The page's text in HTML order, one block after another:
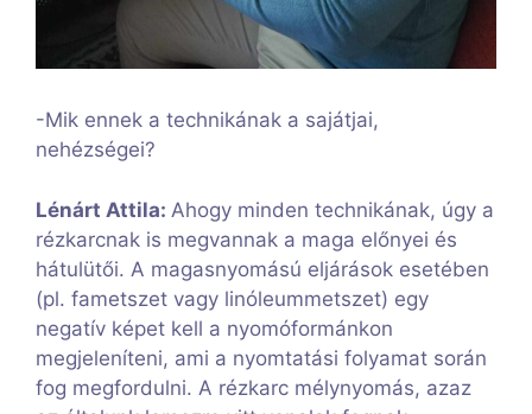
-Mik ennek a technikának a sajátjai,
nehézségei?
Lénárt Attila: Ahogy minden technikának, úgy a
rézkarcnak is megvannak a maga előnyei és
hátulütői. A magasnyomású eljárások esetében
(pl. fametszet vagy linóleummetszet) egy
negatív képet kell a nyomóformánkon
megjeleníteni, ami a nyomtatási folyamat során
fog megfordulni. A rézkarc mélynyomás, azaz